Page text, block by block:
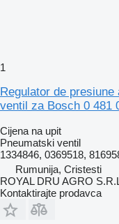
1
Regulator de
ventil za Bosch 0 481
Cijena na upit
Pneumatski ventil
1334846, 0369518,
Rumunija, Cristesti
ROYAL DRU AGRO
Kontaktirajte prodavca